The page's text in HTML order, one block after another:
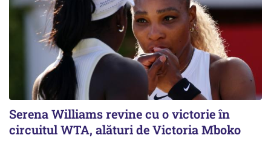
Serena Williams revine cu o victorie în
circuitul WTA, alături de Victoria Mboko